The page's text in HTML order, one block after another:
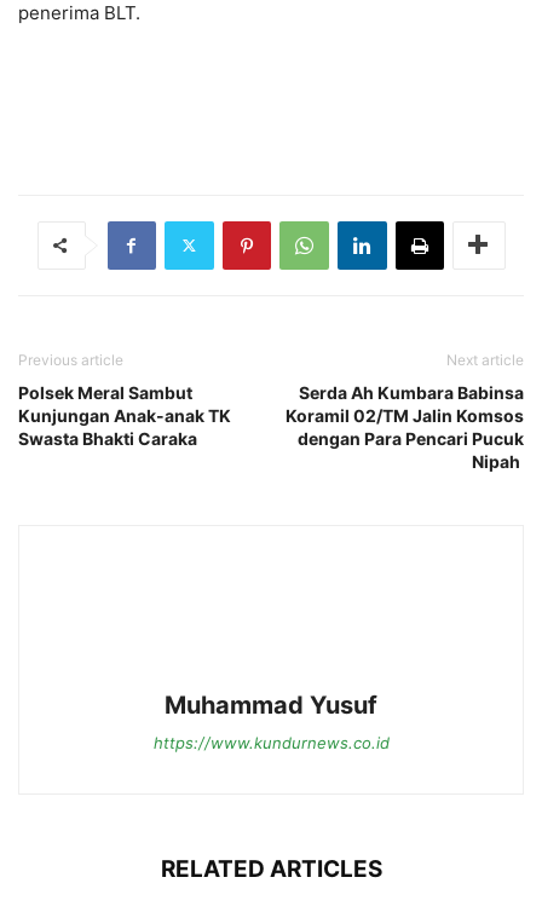
penerima BLT.
Previous article
Polsek Meral Sambut
Kunjungan Anak-anak TK
Swasta Bhakti Caraka
Next article
Serda Ah Kumbara Babinsa
Koramil 02/TM Jalin Komsos
dengan Para Pencari Pucuk
Nipah
Muhammad Yusuf
https://www.kundurnews.co.id
RELATED ARTICLES